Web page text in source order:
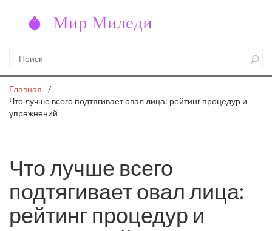
Главная
Что лучше всего подтягивает овал лица: рейтинг процедур и
упражнений
Что лучше всего
подтягивает овал лица:
рейтинг процедур и